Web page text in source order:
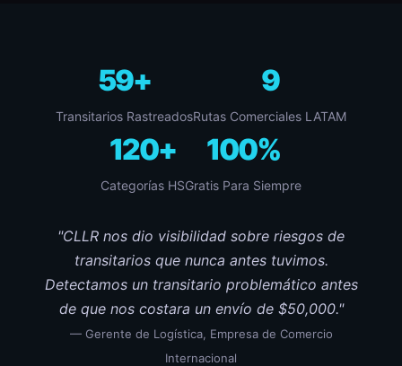
59+
Transitarios Rastreados
9
Rutas Comerciales LATAM
120+
Categorías HS
100%
Gratis Para Siempre
"CLLR nos dio visibilidad sobre riesgos de
transitarios que nunca antes tuvimos.
Detectamos un transitario problemático antes
de que nos costara un envío de $50,000."
— Gerente de Logística, Empresa de Comercio
Internacional